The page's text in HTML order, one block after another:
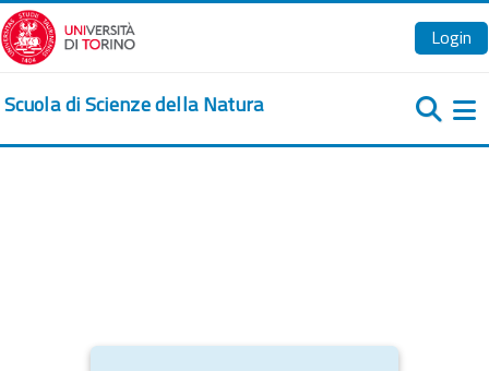
Vai al contenuto principale
Login
Scuola di Scienze della Natura